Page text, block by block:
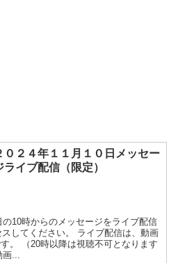
０２４年１１月１０日メッセー
ライブ配信（限定）
10時からのメッセージをライブ配信
してください。 ライブ配信は、動画
。 （20時以降は視聴不可となります
画...